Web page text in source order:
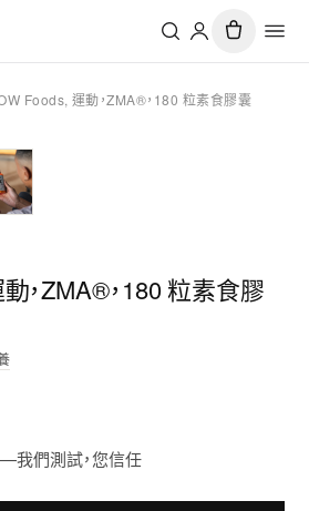
Foods, 運動，ZMA®，180 粒素食膠囊
，ZMA®，180 粒素食膠
我們測試，您信任